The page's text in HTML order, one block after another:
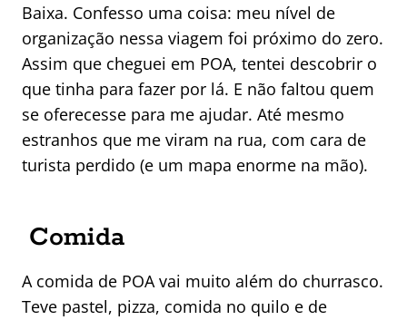
Baixa. Confesso uma coisa: meu nível de
organização nessa viagem foi próximo do zero.
Assim que cheguei em POA, tentei descobrir o
que tinha para fazer por lá. E não faltou quem
se oferecesse para me ajudar. Até mesmo
estranhos que me viram na rua, com cara de
turista perdido (e um mapa enorme na mão).
Comida
A comida de POA vai muito além do churrasco.
Teve pastel, pizza, comida no quilo e de